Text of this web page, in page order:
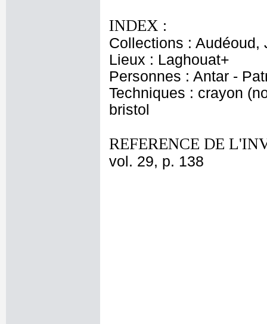
INDEX :
Collections : Audéoud,
Lieux : Laghouat+
Personnes : Antar -
Techniques : crayon
bristol
REFERENCE DE
vol. 29, p. 138